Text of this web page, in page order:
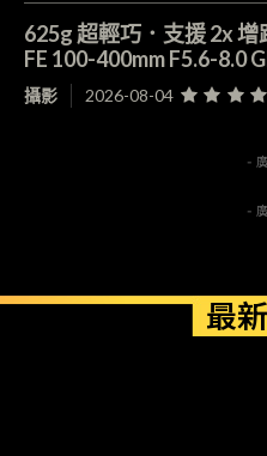
625g 超輕巧．支援 2x
FE 100-400mm F5.6-8.0
攝影 2026-08-04
-
-
最